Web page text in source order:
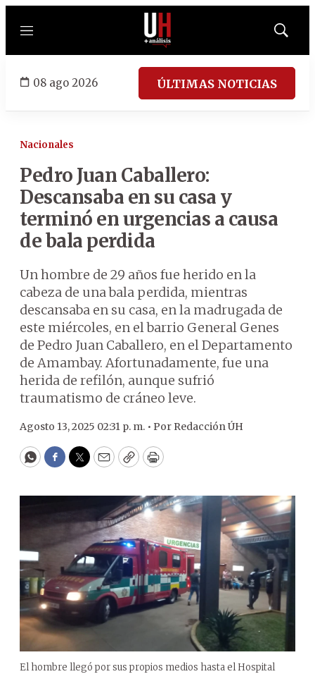
Menú
Mostrar
08 ago 2026 ÚLTIMAS NOTICIAS
Nacionales
Pedro Juan Caballero:
Descansaba en su casa y
terminó en urgencias a causa
de bala perdida
Un hombre de 29 años fue herido en la
cabeza de una bala perdida, mientras
descansaba en su casa, en la madrugada de
este miércoles, en el barrio General Genes
de Pedro Juan Caballero, en el Departamento
de Amambay. Afortunadamente, fue una
herida de refilón, aunque sufrió
traumatismo de cráneo leve.
Agosto 13, 2025 02:31 p. m. • Por Redacción ÚH
WhatsApp
Facebook
Twitter
EmailCopyPrint
El hombre llegó por sus propios medios hasta el Hospital